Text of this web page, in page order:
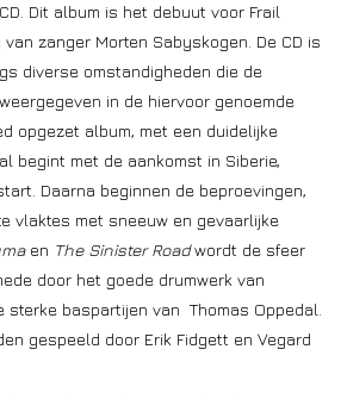
Dit album is het debuut voor Frail
zanger Morten Sabyskogen. De CD is
diverse omstandigheden die de
in de hiervoor genoemde
opgezet album, met een duidelijke
begint met de aankomst in Siberie,
Daarna beginnen de beproevingen,
vlaktes met sneeuw en gevaarlijke
en The Sinister Roadwordt de sfeer
door het goede drumwerk van
sterke baspartijen van Thomas Oppedal.
gespeeld door Erik Fidgett en Vegard